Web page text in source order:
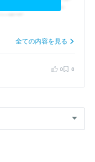
全ての内容を見る
0 0